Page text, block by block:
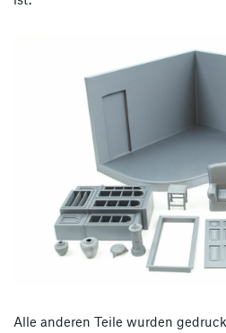
Alle anderen Teile wurden